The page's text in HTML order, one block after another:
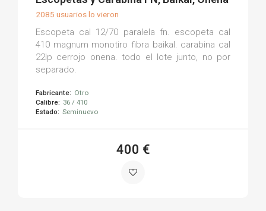
2085 usuarios lo vieron
Escopeta cal 12/70 paralela fn. escopeta cal
410 magnum monotiro fibra baikal. carabina cal
22lp cerrojo onena. todo el lote junto, no por
separado.
Fabricante: Otro
Calibre: 36 / 410
Estado: Seminuevo
400 €